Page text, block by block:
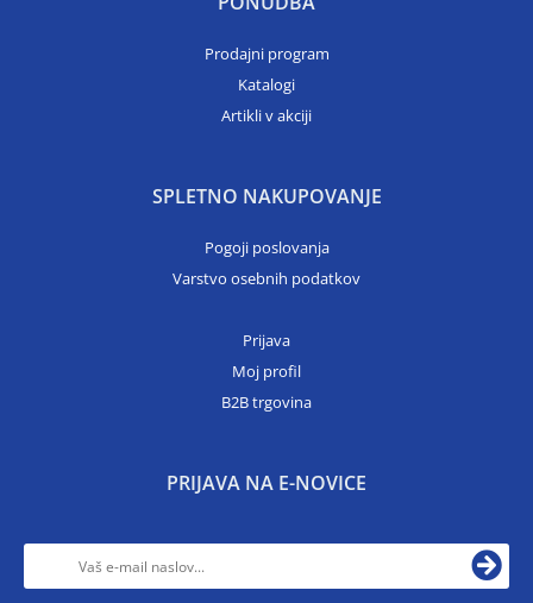
Prodajni program
Katalogi
Artikli v akciji
SPLETNO NAKUPOVANJE
Pogoji poslovanja
Varstvo osebnih podatkov
Prijava
Moj profil
B2B trgovina
PRIJAVA NA E-NOVICE